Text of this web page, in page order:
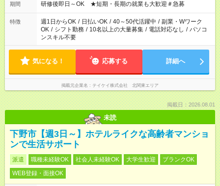
期間 研修後即日～OK ★短期・長期の就業も大歓迎＃急募
特徴 週1日からOK / 日払いOK / 40～50代活躍中 / 副業・Wワーク
OK / シフト勤務 / 10名以上の大量募集 / 電話対応なし / パソコ
ンスキル不要
気になる！ 応募する 詳細へ
掲載元企業名 テイケイ株式会社 北関東エリア
掲載日：2026.08.01
未読
下野市【週3日～】ホテルライクな高齢者マンショ
ンで生活サポート
派遣 職種未経験OK 社会人未経験OK 大学生歓迎
ブランクOK
WEB登録・面接OK